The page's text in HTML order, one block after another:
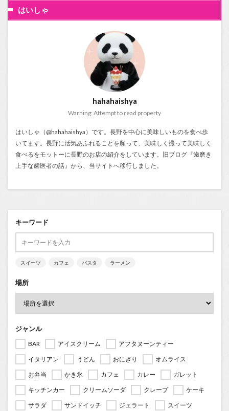
はいしゃ
hahahaishya
Warning: Attempt to read property
はいしゃ（@hahahaishya）です。長野を中心に美味しいものを食べ歩
いてます。長野に活気あふれることを願って、美味しく撮って美味しく
食べるをモットーに長野のお店の紹介をしています。旧ブログ『歯磨き
上手な歯医者の話 』から、当サイトへ移行しました。
キーワード
スイーツ カフェ パスタ ラーメン
場所
ジャンル
BAR アイスクリーム
アフタヌーンティー
イタリアン
うどん おにぎり
オムライス
お弁当
かき氷 カフェ カレー
ガレット
キッチンカー
クリームソーダ クレープ
ケーキ
サラダ
サンドイッチ ジェラート
スイーツ